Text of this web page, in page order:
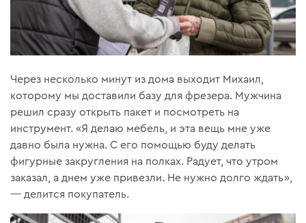
Через несколько минут из дома выходит Михаил,
которому мы доставили базу для фрезера. Мужчина
решил сразу открыть пакет и посмотреть на
инструмент. «Я делаю мебель, и эта вещь мне уже
давно была нужна. С его помощью буду делать
фигурные закругления на полках. Радует, что утром
заказал, а днем уже привезли. Не нужно долго ждать»,
— делится покупатель.